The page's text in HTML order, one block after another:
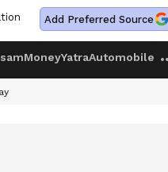
Add Preferred Source
MoneyYatraAutomobile